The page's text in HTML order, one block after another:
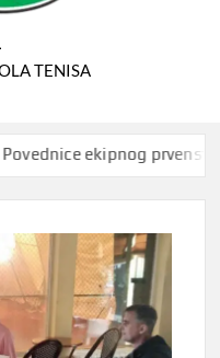
TENISA
ekipnog prvenstva